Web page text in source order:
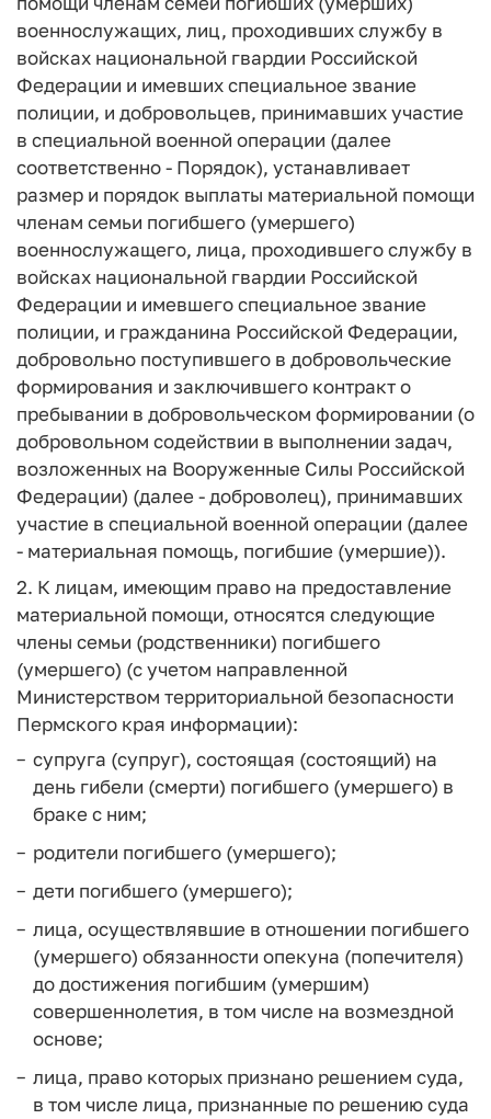
военнослужащих, лиц, проходивших службу в
войсках национальной гвардии Российской
Федерации и имевших специальное звание
полиции, и добровольцев, принимавших участие
в специальной военной операции (далее
соответственно - Порядок), устанавливает
размер и порядок выплаты материальной помощи
членам семьи погибшего (умершего)
военнослужащего, лица, проходившего службу в
войсках национальной гвардии Российской
Федерации и имевшего специальное звание
полиции, и гражданина Российской Федерации,
добровольно поступившего в добровольческие
формирования и заключившего контракт о
пребывании в добровольческом формировании (о
добровольном содействии в выполнении задач,
возложенных на Вооруженные Силы Российской
Федерации) (далее - доброволец), принимавших
участие в специальной военной операции (далее
- материальная помощь, погибшие (умершие)).
2. К лицам, имеющим право на предоставление
материальной помощи, относятся следующие
члены семьи (родственники) погибшего
(умершего) (с учетом направленной
Министерством территориальной безопасности
Пермского края информации):
супруга (супруг), состоящая (состоящий) на
день гибели (смерти) погибшего (умершего) в
браке с ним;
родители погибшего (умершего);
дети погибшего (умершего);
лица, осуществлявшие в отношении погибшего
(умершего) обязанности опекуна (попечителя)
до достижения погибшим (умершим)
совершеннолетия, в том числе на возмездной
основе;
лица, право которых признано решением суда,
в том числе лица, признанные по решению суда